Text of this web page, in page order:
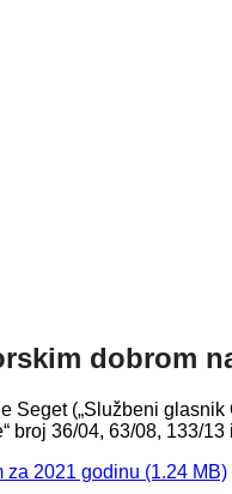
dobrom
Seget („Službeni
broj 36/04, 63/08, 133/
za 2021 godinu